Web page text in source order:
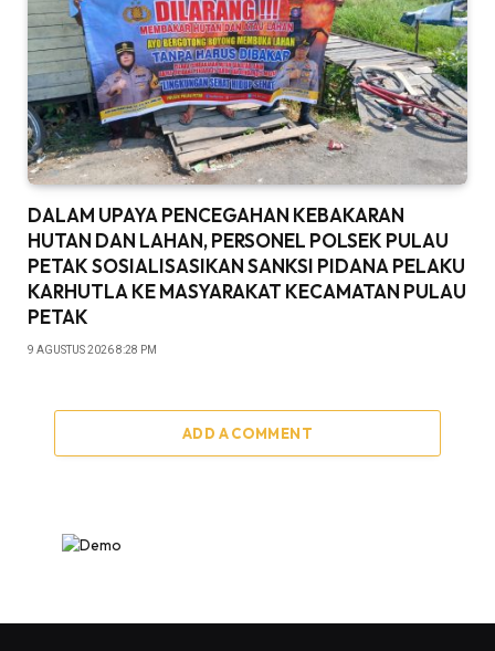
DALAM UPAYA PENCEGAHAN KEBAKARAN
HUTAN DAN LAHAN, PERSONEL POLSEK PULAU
PETAK SOSIALISASIKAN SANKSI PIDANA PELAKU
KARHUTLA KE MASYARAKAT KECAMATAN PULAU
PETAK
9 AGUSTUS 2026 8:28 PM
ADD A COMMENT